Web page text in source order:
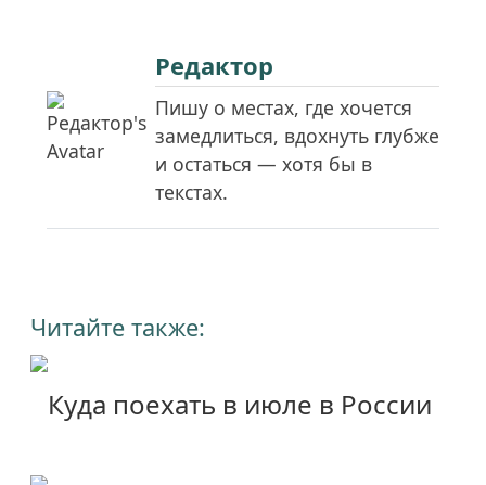
Редактор
Пишу о местах, где хочется
замедлиться, вдохнуть глубже
и остаться — хотя бы в
текстах.
Читайте также:
Куда поехать в июле в России